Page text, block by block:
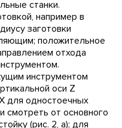
станки.
например в
заготовки
положительное
отхода
инструментом
оси Z
для одностоечных
смотреть от основного
(рис. 2, а); для